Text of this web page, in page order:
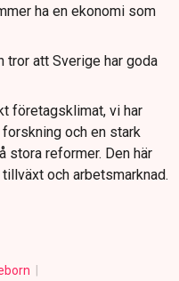
ha en ekonomi som
att Sverige har goda
företagsklimat, vi har
och en stark
stora reformer. Den här
och arbetsmarknad.